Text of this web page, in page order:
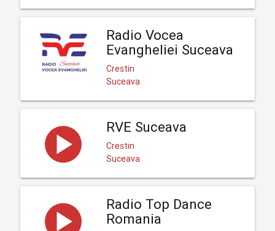
Radio Vocea
Evangheliei Suceava
Crestin
Suceava
RVE Suceava
Crestin
Suceava
Radio Top Dance
Romania